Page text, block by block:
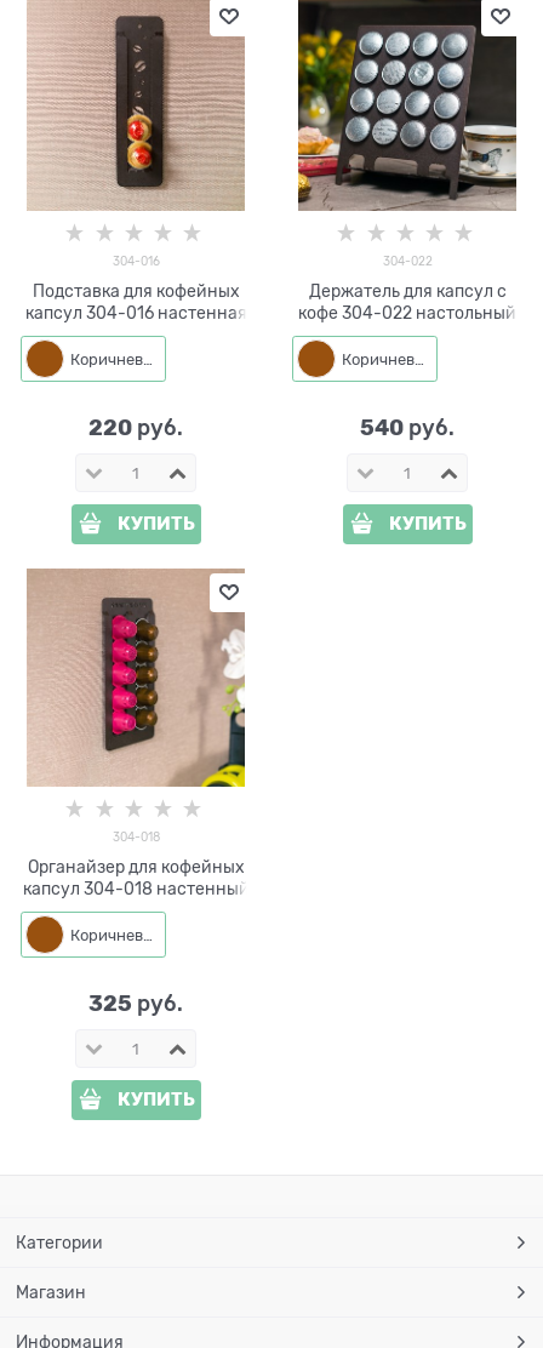
304-016
Подставка для кофейных
капсул 304-016 настенная
220 руб.
КУПИТЬ
304-022
Держатель для капсул с
кофе 304-022 настольный
540 руб.
КУПИТЬ
304-018
Органайзер для кофейных
капсул 304-018 настенный
325 руб.
КУПИТЬ
Категории
Магазин
Информация